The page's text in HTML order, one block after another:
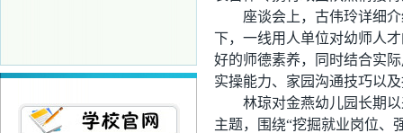
座谈会上，古伟玲详细
下，一线用人单位对幼师人
好的师德素养，同时结合实
实操能力、家园沟通技巧以
林琼对金燕幼儿园长期
主题，围绕“挖掘就业岗位、